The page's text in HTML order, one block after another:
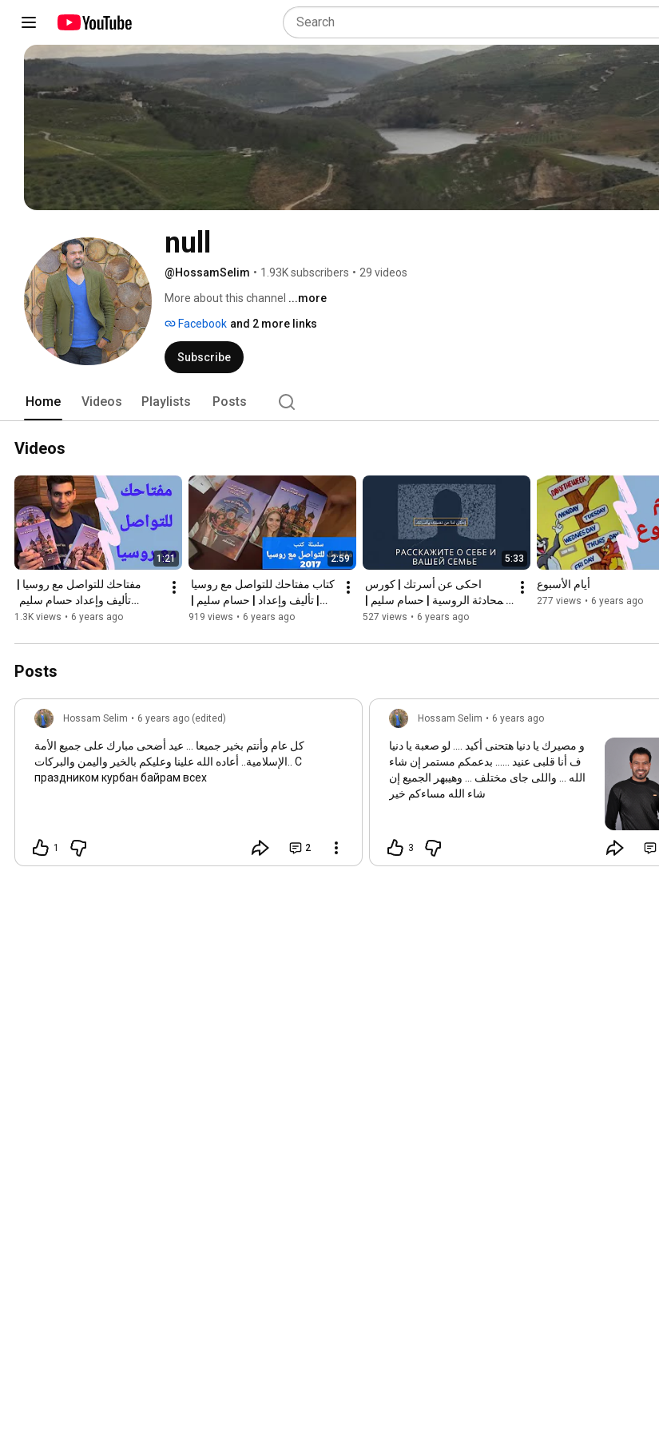
null
@HossamSelim • 1.93K subscribers • 29 videos
More about this channel ...more
Facebook and 2 more links
Subscribe
Home Videos Playlists Posts
Videos
1:21
#مفتاحك_للتواصل_مع_روسيا | 1.3K views • 6 years ago
2:59
#مفتاحك_للتواصل_مع_روسيا
919 views • 6 years ago
5:33
#مفتاحك_للتواصل_مع_روسيا
527 views • 6 years ago
أيام الأسبوع
277 views • 6 years ago
Posts
Hossam Selim • 6 years ago (edited)
كل عام وأنتم بخير جميعا ... عيد أضحى مبارك على جميع الأمة
الإسلامية.. أعاده الله علينا وعليكم بالخير واليمن والبركات.. С
праздником курбан байрам всех
1 2
Hossam Selim • 6 years ago
و مصيرك يا دنيا هتحنى أكيد .... لو صعبة يا دنيا
ف أنا قلبى عنيد ...... بدعمكم مستمر إن شاء
الله ... واللى جاى مختلف ... وهيبهر الجميع إن
شاء الله مساءكم خير
3